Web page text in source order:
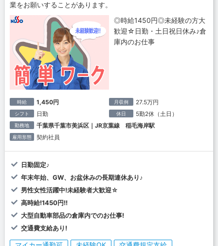
業をお願いすることがあります。
◎時給1450円◎未経験の方大
歓迎☆日勤・土日祝日休み♪倉
庫内のお仕事
時給 1,450円 月収例 27.5万円
シフト 日勤 休日 5勤2休（土日）
勤務地 千葉県千葉市美浜区｜JR京葉線 稲毛海岸駅
雇用形態 契約社員
日勤固定♪
年末年始、GW、お盆休みの長期連休あり♪
男性女性活躍中!未経験者大歓迎☆
高時給!1450円!!
大型自動車部品の倉庫内でのお仕事!
交通費支給あり!